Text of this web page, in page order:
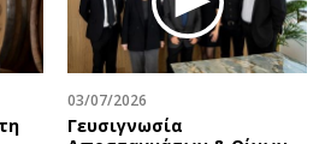
03/07/2026
Γευσιγνωσία